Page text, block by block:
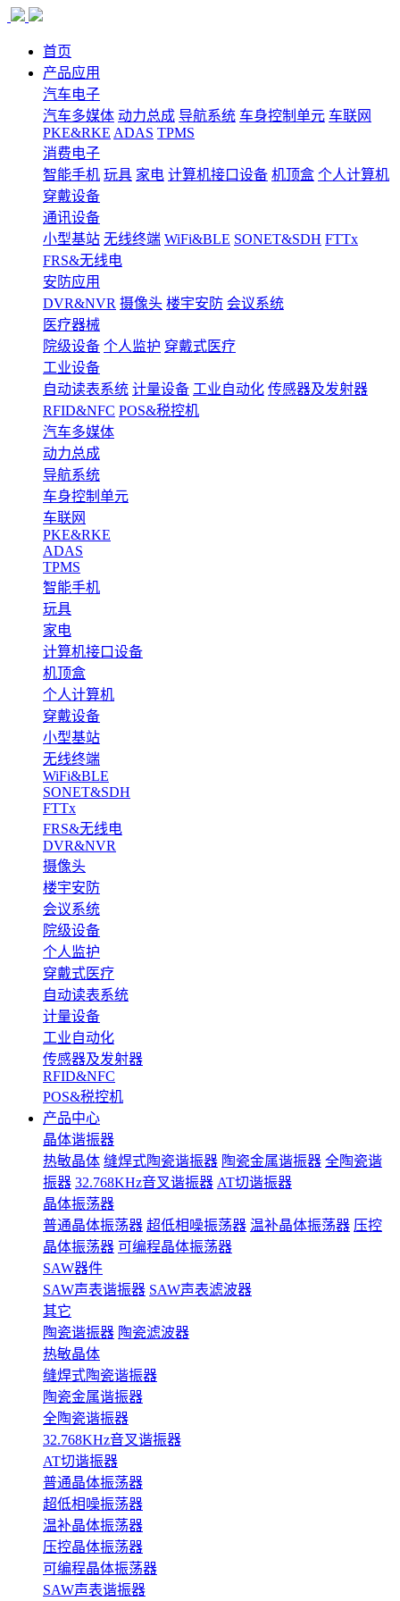
首页
产品应用
汽车电子
汽车多媒体 动力总成 导航系统 车身控制单元 车联网
PKE&RKE ADAS TPMS
消费电子
智能手机 玩具 家电 计算机接口设备 机顶盒 个人计算机
穿戴设备
通讯设备
小型基站 无线终端 WiFi&BLE SONET&SDH FTTx
FRS&无线电
安防应用
DVR&NVR 摄像头 楼宇安防 会议系统
医疗器械
院级设备 个人监护 穿戴式医疗
工业设备
自动读表系统 计量设备 工业自动化 传感器及发射器
RFID&NFC POS&税控机
汽车多媒体
动力总成
导航系统
车身控制单元
车联网
PKE&RKE
ADAS
TPMS
智能手机
玩具
家电
计算机接口设备
机顶盒
个人计算机
穿戴设备
小型基站
无线终端
WiFi&BLE
SONET&SDH
FTTx
FRS&无线电
DVR&NVR
摄像头
楼宇安防
会议系统
院级设备
个人监护
穿戴式医疗
自动读表系统
计量设备
工业自动化
传感器及发射器
RFID&NFC
POS&税控机
产品中心
晶体谐振器
热敏晶体 缝焊式陶瓷谐振器 陶瓷金属谐振器 全陶瓷谐
振器 32.768KHz音叉谐振器 AT切谐振器
晶体振荡器
普通晶体振荡器 超低相噪振荡器 温补晶体振荡器 压控
晶体振荡器 可编程晶体振荡器
SAW器件
SAW声表谐振器 SAW声表滤波器
其它
陶瓷谐振器 陶瓷滤波器
热敏晶体
缝焊式陶瓷谐振器
陶瓷金属谐振器
全陶瓷谐振器
32.768KHz音叉谐振器
AT切谐振器
普通晶体振荡器
超低相噪振荡器
温补晶体振荡器
压控晶体振荡器
可编程晶体振荡器
SAW声表谐振器